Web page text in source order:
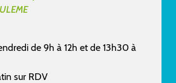
de 9h à 12h et de 13h30 à
sur RDV